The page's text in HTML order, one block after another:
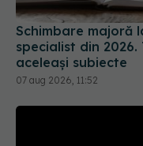
07 aug 2026, 11:52